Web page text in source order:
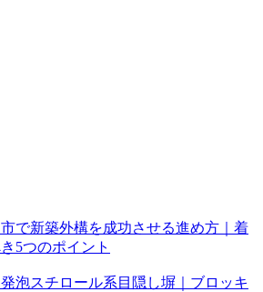
で新築外構を成功させる進め方｜着
5つのポイント
発泡スチロール系目隠し塀｜ブロッキ